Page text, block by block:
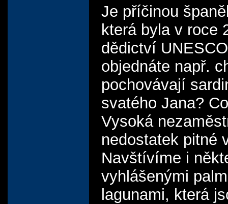
Je příčinou
která byla v roce
dědictví
objednáte např.
pochovávají
svatého Jana?
Vysoká
nedostatek pitné
Navštívíme i
vyhlášenými
lagunami, která